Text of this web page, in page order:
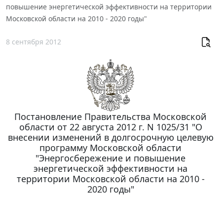
повышение энергетической эффективности на территории
Московской области на 2010 - 2020 годы"
8 сентября 2012
Постановление Правительства Московской
области от 22 августа 2012 г. N 1025/31 "О
внесении изменений в долгосрочную целевую
программу Московской области
"Энергосбережение и повышение
энергетической эффективности на
территории Московской области на 2010 -
2020 годы"